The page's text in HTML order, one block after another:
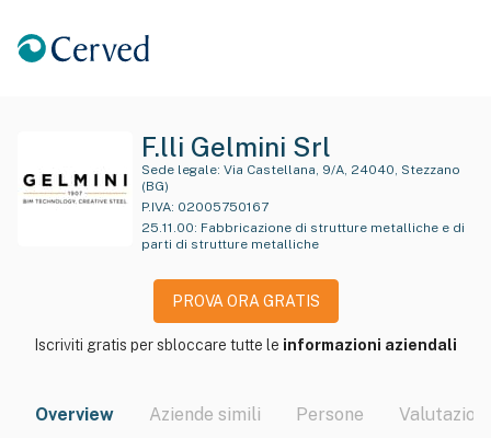
F.lli Gelmini Srl
Sede legale:
(BG)
P.IVA: 02005750167
25.11.00: Fabbricazione di strutture metalliche e di
parti di strutture metalliche
PROVA ORA GRATIS
Iscriviti gratis per sbloccare tutte le informazioni aziendali
Overview Aziende simili Persone Valutazioni